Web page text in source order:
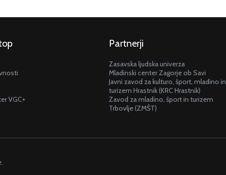
VGC+
Partnerji
Zasavska ljudska univerza
Mladinski center Zagorje ob Savi
Javni zavod za kulturo, šport, mladino in
turizem Hrastnik (KRC Hrastnik)
Zavod za mladino, šport in turizem
Trbovlje (ZMŠT)